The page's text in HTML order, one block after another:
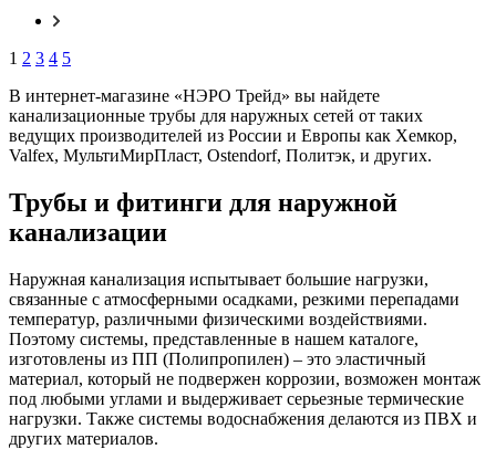
1 2 3 4 5
В интернет-магазине «НЭРО Трейд» вы найдете
канализационные трубы для наружных сетей от таких
ведущих производителей из России и Европы как Хемкор,
Valfex, МультиМирПласт, Ostendorf, Политэк, и других.
Трубы и фитинги для наружной
канализации
Наружная канализация испытывает большие нагрузки,
связанные с атмосферными осадками, резкими перепадами
температур, различными физическими воздействиями.
Поэтому системы, представленные в нашем каталоге,
изготовлены из ПП (Полипропилен) – это эластичный
материал, который не подвержен коррозии, возможен монтаж
под любыми углами и выдерживает серьезные термические
нагрузки. Также системы водоснабжения делаются из ПВХ и
других материалов.